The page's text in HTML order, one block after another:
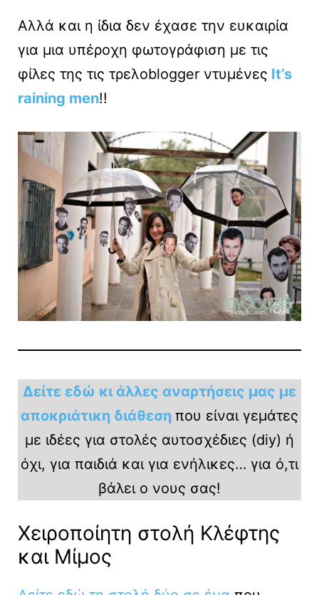
Αλλά και η ίδια δεν έχασε την ευκαιρία
για μια υπέροχη φωτογράφιση με τις
φίλες της τις τρελοblogger ντυμένες It’s
raining men!!
Δείτε εδώ κι άλλες αναρτήσεις μας με
αποκριάτικη διάθεση που είναι γεμάτες
με ιδέες για στολές αυτοσχέδιες (diy) ή
όχι, για παιδιά και για ενήλικες… για ό,τι
βάλει ο νους σας!
Χειροποίητη στολή Κλέφτης
και Μίμος